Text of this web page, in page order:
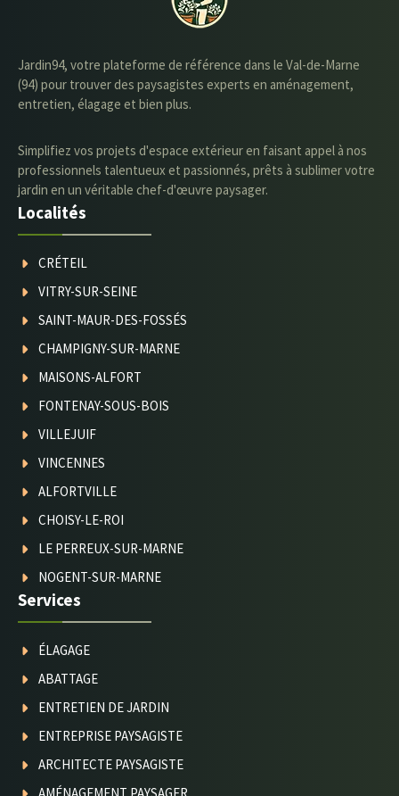
Jardin94, votre plateforme de référence dans le Val-de-Marne
(94) pour trouver des paysagistes experts en aménagement,
entretien, élagage et bien plus.
Simplifiez vos projets d'espace extérieur en faisant appel à nos
professionnels talentueux et passionnés, prêts à sublimer votre
jardin en un véritable chef-d'œuvre paysager.
Localités
CRÉTEIL
VITRY-SUR-SEINE
SAINT-MAUR-DES-FOSSÉS
CHAMPIGNY-SUR-MARNE
MAISONS-ALFORT
FONTENAY-SOUS-BOIS
VILLEJUIF
VINCENNES
ALFORTVILLE
CHOISY-LE-ROI
LE PERREUX-SUR-MARNE
NOGENT-SUR-MARNE
Services
ÉLAGAGE
ABATTAGE
ENTRETIEN DE JARDIN
ENTREPRISE PAYSAGISTE
ARCHITECTE PAYSAGISTE